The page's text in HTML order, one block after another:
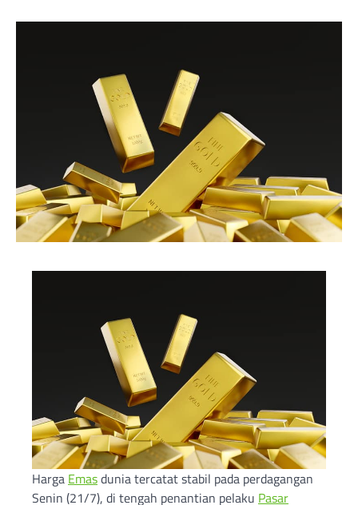
Harga Emasdunia tercatat stabil pada perdagangan
Senin (21/7), di tengah penantian pelaku Pasar